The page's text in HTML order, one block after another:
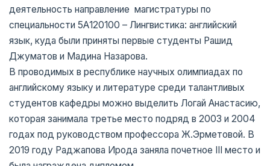
деятельность направление магистратуры по
специальности 5А120100 – Лингвистика: английский
язык, куда были приняты первые студенты Рашид
Джуматов и Мадина Назарова.
В проводимых в республике научных олимпиадах по
английскому языку и литературе среди талантливых
студентов кафедры можно выделить Логай Анастасию,
которая занимала третье место подряд в 2003 и 2004
годах под руководством профессора Ж.Эрметовой. В
2019 году Раджапова Ирода заняла почетное III место и